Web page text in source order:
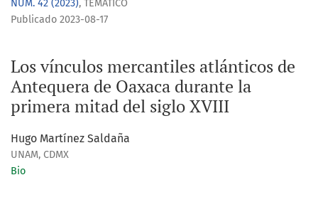
NÚM. 42 (2023), TEMÁTICO
Los vínculos mercantiles atlánticos de
Antequera de Oaxaca durante la
primera mitad del siglo XVIII
Publicado 2023-08-17
Hugo Martínez Saldaña
UNAM, CDMX
Bio